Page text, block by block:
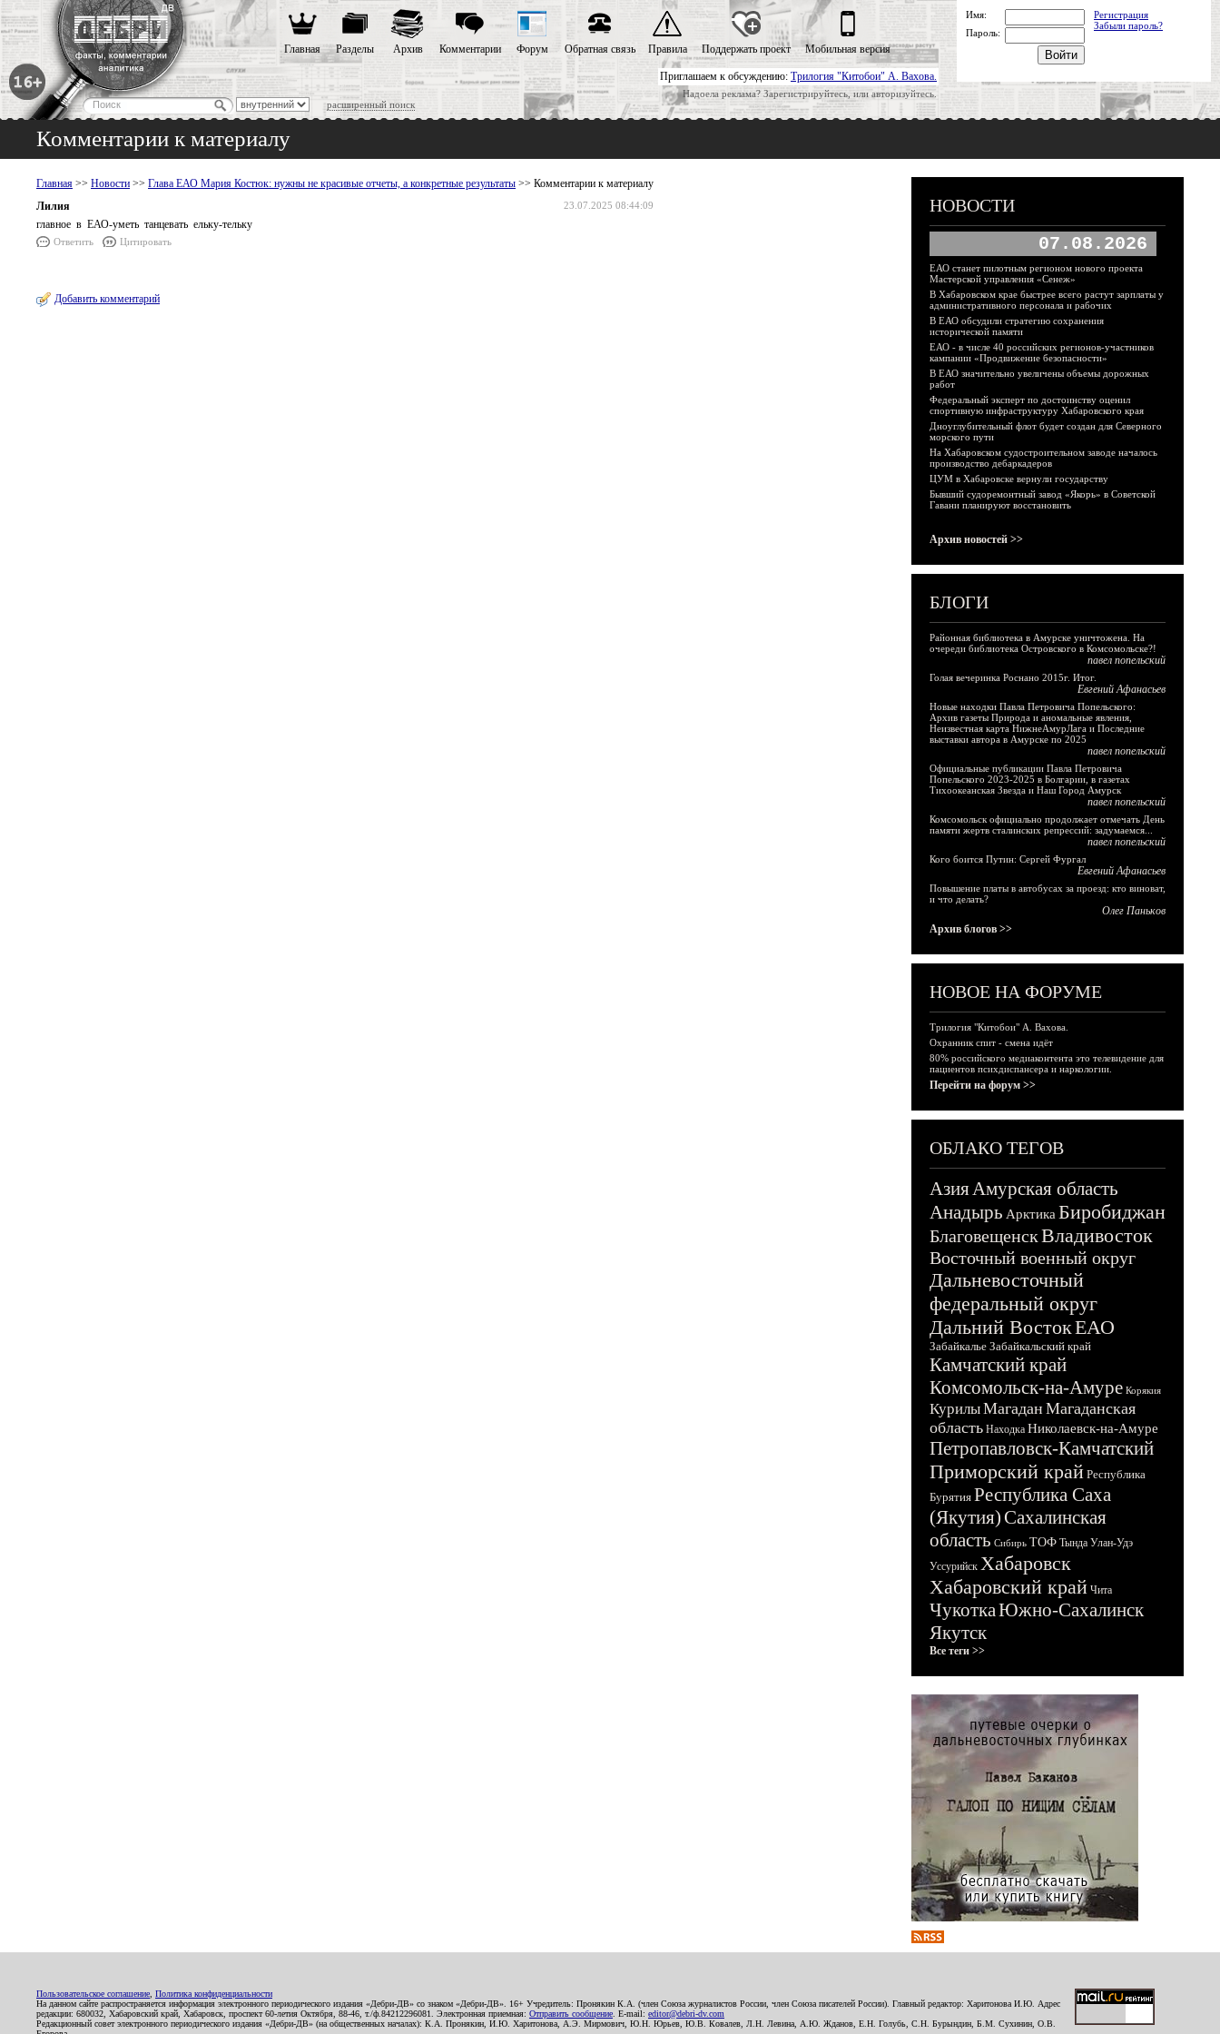
Приглашаем к обсуждению: Трилогия "Китобои" А. Вахова.
Надоела реклама? Зарегистрируйтесь, или авторизуйтесь.
расширенный поиск
Главная Разделы Архив Комментарии Форум Обратная связь Правила Поддержать проект Мобильная версия
Имя:
Регистрация
Забыли пароль?
Пароль:
Комментарии к материалу
Главная >> Новости >> Глава ЕАО Мария Костюк: нужны не красивые отчеты, а конкретные результаты >> Комментарии к материалу
23.07.2025 08:44:09
Лилия
главное в ЕАО-уметь танцевать ельку-тельку
Ответить Цитировать
Добавить комментарий
НОВОСТИ
07.08.2026
ЕАО станет пилотным регионом нового проекта
Мастерской управления «Сенеж»
В Хабаровском крае быстрее всего растут зарплаты у
административного персонала и рабочих
В ЕАО обсудили стратегию сохранения
исторической памяти
ЕАО - в числе 40 российских регионов-участников
кампании «Продвижение безопасности»
В ЕАО значительно увеличены объемы дорожных
работ
Федеральный эксперт по достоинству оценил
спортивную инфраструктуру Хабаровского края
Дноуглубительный флот будет создан для Северного
морского пути
На Хабаровском судостроительном заводе началось
производство дебаркадеров
ЦУМ в Хабаровске вернули государству
Бывший судоремонтный завод «Якорь» в Советской
Гавани планируют восстановить
Архив новостей >>
БЛОГИ
Районная библиотека в Амурске уничтожена. На
очереди библиотека Островского в Комсомольске?!
павел попельский
Голая вечеринка Роснано 2015г. Итог.
Евгений Афанасьев
Новые находки Павла Петровича Попельского:
Архив газеты Природа и аномальные явления,
Неизвестная карта НижнеАмурЛага и Последние
выставки автора в Амурске по 2025
павел попельский
Официальные публикации Павла Петровича
Попельского 2023-2025 в Болгарии, в газетах
Тихоокеанская Звезда и Наш Город Амурск
павел попельский
Комсомольск официально продолжает отмечать День
памяти жертв сталинских репрессий: задумаемся...
павел попельский
Кого боится Путин: Сергей Фургал
Евгений Афанасьев
Повышение платы в автобусах за проезд: кто виноват,
и что делать?
Олег Паньков
Архив блогов >>
НОВОЕ НА ФОРУМЕ
Трилогия "Китобои" А. Вахова.
Охранник спит - смена идёт
80% российского медиаконтента это телевидение для
пациентов психдиспансера и наркологии.
Перейти на форум >>
ОБЛАКО ТЕГОВ
АзияАмурская область
Анадырь Арктика Биробиджан
БлаговещенскВладивосток
Восточный военный округ
Дальневосточный
федеральный округ
Дальний ВостокЕАО
Забайкалье Забайкальский край
Камчатский край
Комсомольск-на-Амуре Корякия
КурилыМагадан Магаданская
область Находка Николаевск-на-Амуре
Петропавловск-Камчатский
Приморский край Республика
Бурятия Республика Саха
(Якутия)Сахалинская
область Сибирь ТОФ Тында Улан-Удэ
Уссурийск Хабаровск
Хабаровский край Чита
ЧукоткаЮжно-Сахалинск
Якутск
Все теги >>
Пользовательское соглашение Политика конфиденциальности
На данном сайте распространяется информация электронного периодического издания «Дебри-ДВ» со знаком «Дебри-ДВ». 16+ Учредитель: Пронякин К.А. (член Союза журналистов России, член Союза писателей России). Главный редактор: Харитонова И.Ю. Адрес
редакции: 680032, Хабаровский край, Хабаровск, проспект 60-летия Октября, 88-46, т./ф.84212296081. Электронная приемная: Отправить сообщение . E-mail: editor@debri-dv.com
Редакционный совет электронного периодического издания «Дебри-ДВ» (на общественных началах): К.А. Пронякин, И.Ю. Харитонова, А.Э. Мирмович, Ю.Н. Юрьев, Ю.В. Ковалев, Л.Н. Левина, А.Ю. Жданов, Е.Н. Голубь, С.Н. Бурындин, Б.М. Сухинин, О.В.